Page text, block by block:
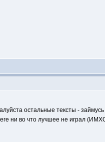
остальные тексты -
ни во что лучшее не играл